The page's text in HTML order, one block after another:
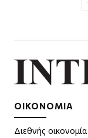
ΟΙΚΟΝΟΜΙΑ
Διεθνής οικονομία